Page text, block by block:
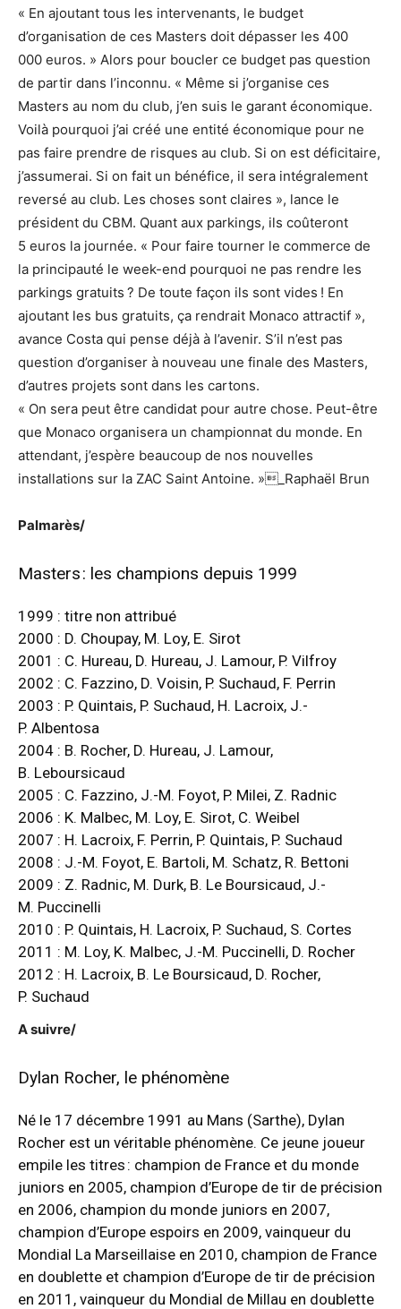
« En ajoutant tous les intervenants, le budget
d’organisation de ces Masters doit dépasser les 400
000 euros. » Alors pour boucler ce budget pas question
de partir dans l’inconnu. « Même si j’organise ces
Masters au nom du club, j’en suis le garant économique.
Voilà pourquoi j’ai créé une entité économique pour ne
pas faire prendre de risques au club. Si on est déficitaire,
j’assumerai. Si on fait un bénéfice, il sera intégralement
reversé au club. Les choses sont claires », lance le
président du CBM. Quant aux parkings, ils coûteront
5 euros la journée. « Pour faire tourner le commerce de
la principauté le week-end pourquoi ne pas rendre les
parkings gratuits ? De toute façon ils sont vides ! En
ajoutant les bus gratuits, ça rendrait Monaco attractif »,
avance Costa qui pense déjà à l’avenir. S’il n’est pas
question d’organiser à nouveau une finale des Masters,
d’autres projets sont dans les cartons.
« On sera peut être candidat pour autre chose. Peut-être
que Monaco organisera un championnat du monde. En
attendant, j’espère beaucoup de nos nouvelles
installations sur la ZAC Saint Antoine. »_Raphaël Brun
Palmarès/
Masters : les champions depuis 1999
1999 : titre non attribué
2000 : D. Choupay, M. Loy, E. Sirot
2001 : C. Hureau, D. Hureau, J. Lamour, P. Vilfroy
2002 : C. Fazzino, D. Voisin, P. Suchaud, F. Perrin
2003 : P. Quintais, P. Suchaud, H. Lacroix, J.-
P. Albentosa
2004 : B. Rocher, D. Hureau, J. Lamour,
B. Leboursicaud
2005 : C. Fazzino, J.-M. Foyot, P. Milei, Z. Radnic
2006 : K. Malbec, M. Loy, E. Sirot, C. Weibel
2007 : H. Lacroix, F. Perrin, P. Quintais, P. Suchaud
2008 : J.-M. Foyot, E. Bartoli, M. Schatz, R. Bettoni
2009 : Z. Radnic, M. Durk, B. Le Boursicaud, J.-
M. Puccinelli
2010 : P. Quintais, H. Lacroix, P. Suchaud, S. Cortes
2011 : M. Loy, K. Malbec, J.-M. Puccinelli, D. Rocher
2012 : H. Lacroix, B. Le Boursicaud, D. Rocher,
P. Suchaud
A suivre/
Dylan Rocher, le phénomène
Né le 17 décembre 1991 au Mans (Sarthe), Dylan
Rocher est un véritable phénomène. Ce jeune joueur
empile les titres : champion de France et du monde
juniors en 2005, champion d’Europe de tir de précision
en 2006, champion du monde juniors en 2007,
champion d’Europe espoirs en 2009, vainqueur du
Mondial La Marseillaise en 2010, champion de France
en doublette et champion d’Europe de tir de précision
en 2011, vainqueur du Mondial de Millau en doublette